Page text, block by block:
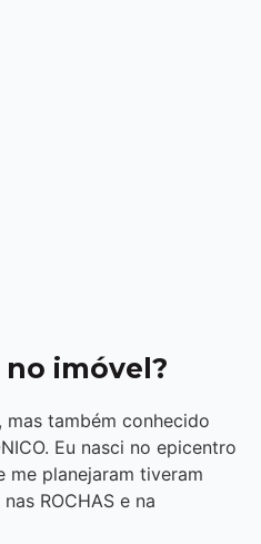
imóvel?
mas também conhecido
Eu nasci no epicentro
me planejaram tiveram
ROCHAS e na